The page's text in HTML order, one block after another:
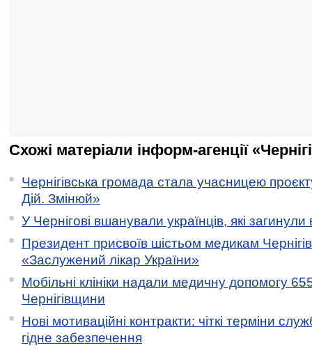
Схожі матеріали інформ-агенції
Чернігівська громада стала учасницею
Дій. Змінюй»
У Чернігові вшанували українців, які загинули
Президент присвоїв шістьом медикам
«Заслужений лікар України»
Мобільні клініки надали медичну допомогу
Чернігівщини
Нові мотиваційні контракти: чіткі терміни
гідне забезпечення